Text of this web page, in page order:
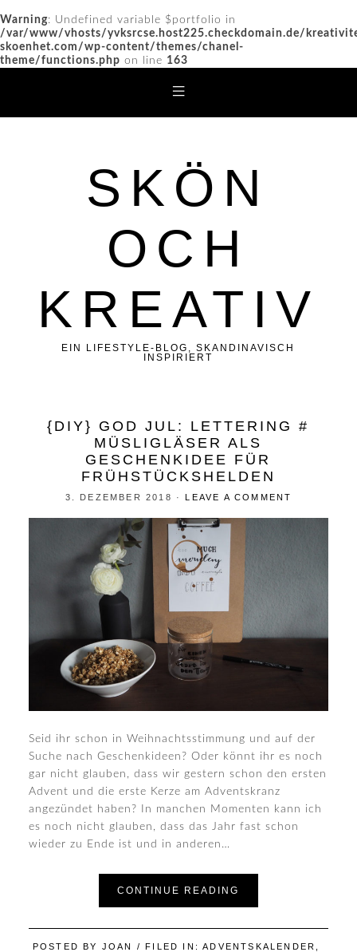
Warning: Undefined variable $portfolio in
/var/www/vhosts/yvksrcse.host225.checkdomain.de/
skoenhet.com/wp-content/themes/chanel-
theme/functions.php on line 163
SKÖN
OCH
KREATIV
EIN LIFESTYLE-BLOG, SKANDINAVISCH
INSPIRIERT
{DIY} GOD JUL: LETTERING #
MÜSLIGLÄSER ALS
GESCHENKIDEE FÜR
FRÜHSTÜCKSHELDEN
3. DEZEMBER 2018 ·LEAVE A COMMENT
Seid ihr schon in Weihnachtsstimmung und auf der
Suche nach Geschenkideen? Oder könnt ihr es noch
gar nicht glauben, dass wir gestern schon den ersten
Advent und die erste Kerze am Adventskranz
angezündet haben? In manchen Momenten kann ich
es noch nicht glauben, dass das Jahr fast schon
wieder zu Ende ist und in anderen…
CONTINUE READING
POSTED BY JOAN / FILED IN:ADVENTSKALENDER